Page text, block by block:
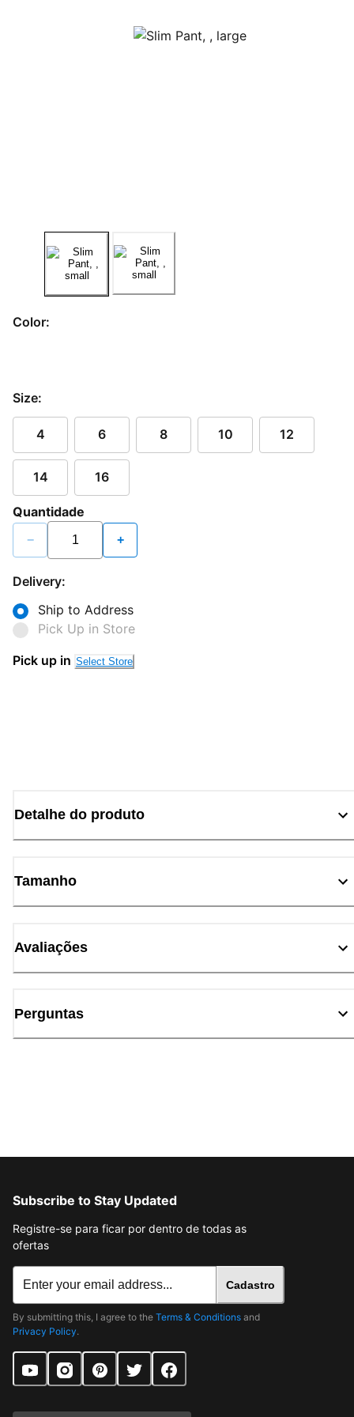
Color:
Size:
4 6 8 10 12
14 16
Quantidade
− +
Delivery:
Ship to Address
Pick Up in Store
Pick up in Select Store
Detalhe do produto
Tamanho
Avaliações
Perguntas
Subscribe to Stay Updated
Registre-se para ficar por dentro de todas as
ofertas
Cadastro
By submitting this, I agree to the Terms & Conditions and
Privacy Policy.